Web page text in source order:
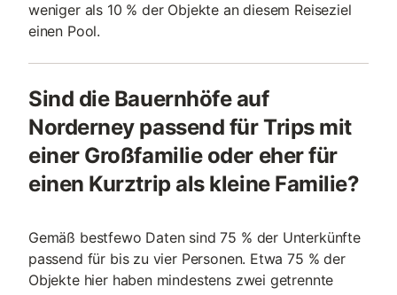
weniger als 10 % der Objekte an diesem Reiseziel
einen Pool.
Sind die Bauernhöfe auf
Norderney passend für Trips mit
einer Großfamilie oder eher für
einen Kurztrip als kleine Familie?
Gemäß bestfewo Daten sind 75 % der Unterkünfte
passend für bis zu vier Personen. Etwa 75 % der
Objekte hier haben mindestens zwei getrennte